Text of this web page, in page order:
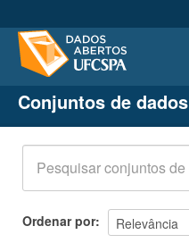
Conjuntos de dados
Organizações
Grupos
Sobre
Conjuntos de dados
Ordenar por